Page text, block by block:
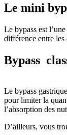
Le mini
Le bypass est
différence entre
Bypass
Le bypass
pour limiter la
l’absorption des
D’ailleurs, vous